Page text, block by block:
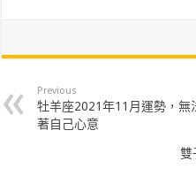
Previous
牡羊座2021年11月運勢，無
著自己心意
雙